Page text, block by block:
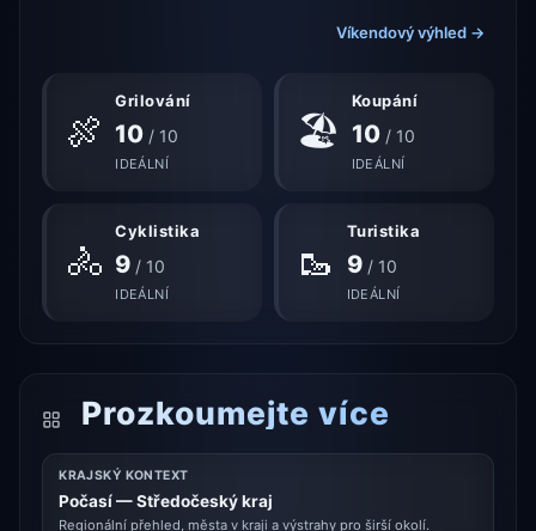
Víkendový výhled →
🍖
Grilování
10 / 10
IDEÁLNÍ
🏖
Koupání
10/ 10
IDEÁLNÍ
🚴
Cyklistika
9 / 10
IDEÁLNÍ
🥾
Turistika
9/ 10
IDEÁLNÍ
Prozkoumejte více
KRAJSKÝ KONTEXT
Počasí — Středočeský kraj
Regionální přehled, města v kraji a výstrahy pro širší okolí.